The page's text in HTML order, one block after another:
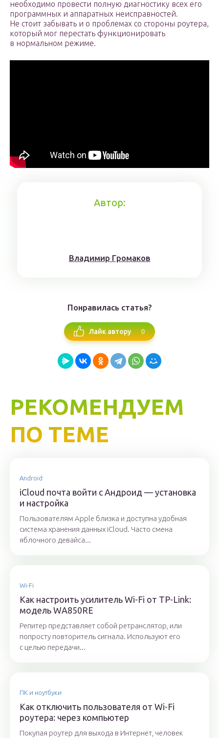
необходимо провести полную диагностику всех его
программных и аппаратных неисправностей.
Не стоит забывать и о проблемах со стороны роутера,
который мог перестать функционировать
в нормальном режиме.
Автор:
Влaдимиp Гpoмaкoв
Понравилась статья?
Лайк автору 0
РЕКОМЕНДУЕМ
ПО ТЕМЕ
Android
iСloud почта войти с Андроид — установка
и настройка
Пользователям Apple близка и доступна удобная
система хранения данных iCloud. Часто смена
яблочного девайса...
Wi-Fi
Как настроить усилитель Wi-Fi от TP-Link:
модель WA850RE
Репитер представляет собой ретранслятор, или
попросту повторитель сигнала. Используют его
с целью передачи...
ПК и ноутбуки
Как отключить пользователя от Wi-Fi
роутера: через компьютер
Покупая роутер для выхода в Интернет, человек